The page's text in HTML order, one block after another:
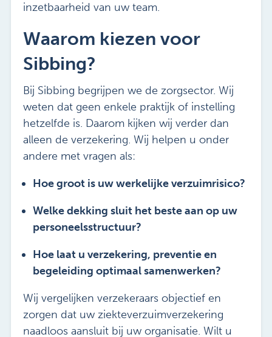
inzetbaarheid van uw team.
Waarom kiezen voor
Sibbing?
Bij Sibbing begrijpen we de zorgsector. Wij
weten dat geen enkele praktijk of instelling
hetzelfde is. Daarom kijken wij verder dan
alleen de verzekering. Wij helpen u onder
andere met vragen als:
Hoe groot is uw werkelijke verzuimrisico?
Welke dekking sluit het beste aan op uw
personeelsstructuur?
Hoe laat u verzekering, preventie en
begeleiding optimaal samenwerken?
Wij vergelijken verzekeraars objectief en
zorgen dat uw ziekteverzuimverzekering
naadloos aansluit bij uw organisatie. Wilt u